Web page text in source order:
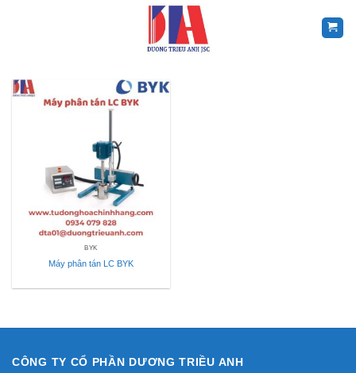
BYK
Máy phân tán LC BYK
CÔNG TY CỔ PHẦN DƯƠNG TRIỀU ANH